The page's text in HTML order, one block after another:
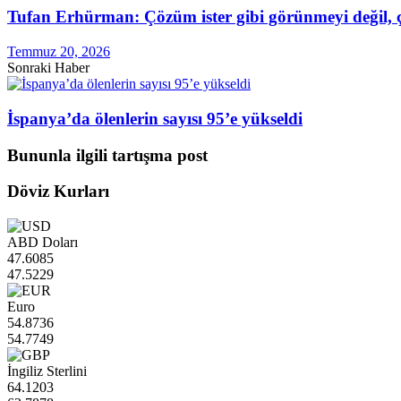
Tufan Erhürman: Çözüm ister gibi görünmeyi değil,
Temmuz 20, 2026
Sonraki Haber
İspanya’da ölenlerin sayısı 95’e yükseldi
Bununla ilgili tartışma post
Döviz Kurları
ABD Doları
47.6085
47.5229
Euro
54.8736
54.7749
İngiliz Sterlini
64.1203